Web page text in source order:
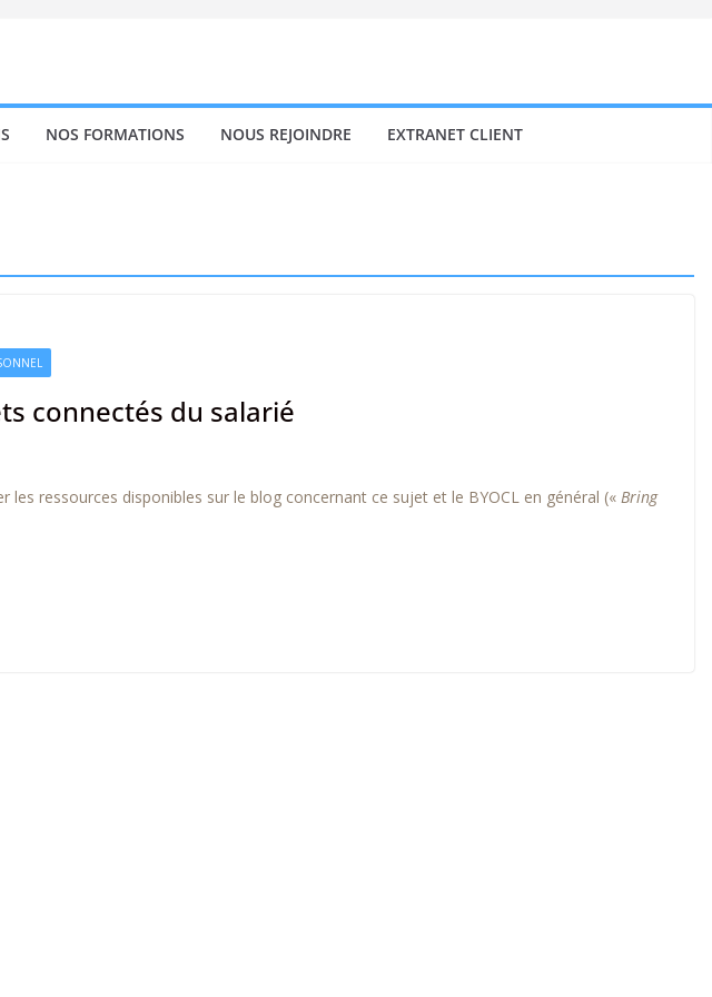
NOS FORMATIONS NOUS REJOINDRE EXTRANET CLIENT
connectés du salarié
ressources disponibles sur le blog concernant ce sujet et le BYOCL en général (« Bring